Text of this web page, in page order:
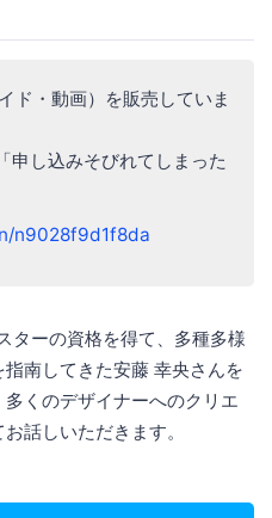
ド・動画）を販売していま
申し込みそびれてしまった
n9028f9d1f8da
ターの資格を得て、多種多様
南してきた安藤 幸央さんを
くのデザイナーへのクリエ
話しいただきます。